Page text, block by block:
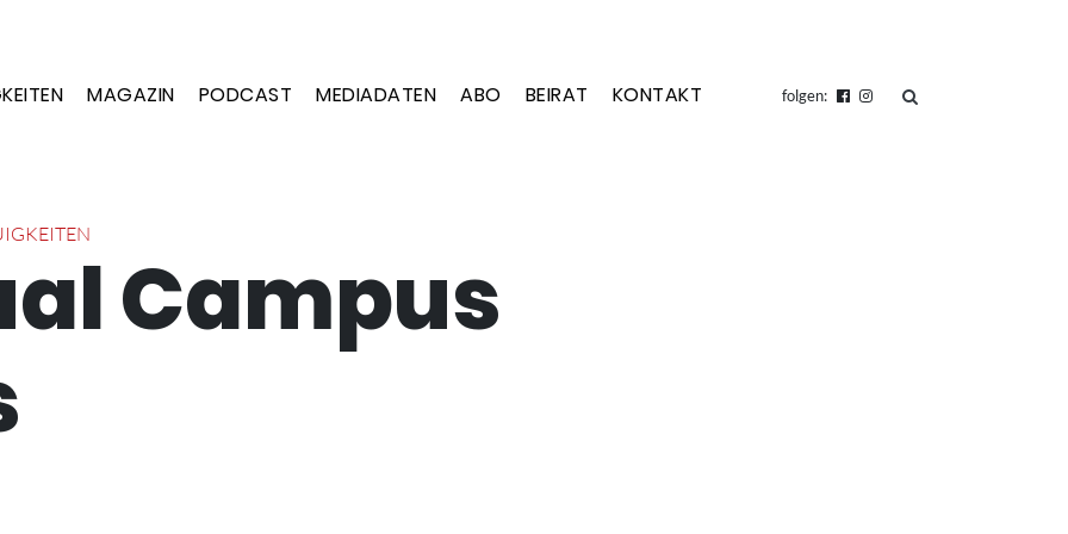
MAGAZIN PODCAST MEDIADATEN ABO BEIRAT KONTAKT folgen: suchen
Campus